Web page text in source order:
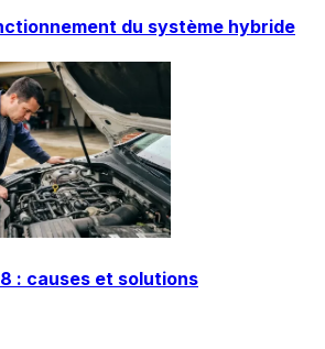
du système hybride
: causes et solutions